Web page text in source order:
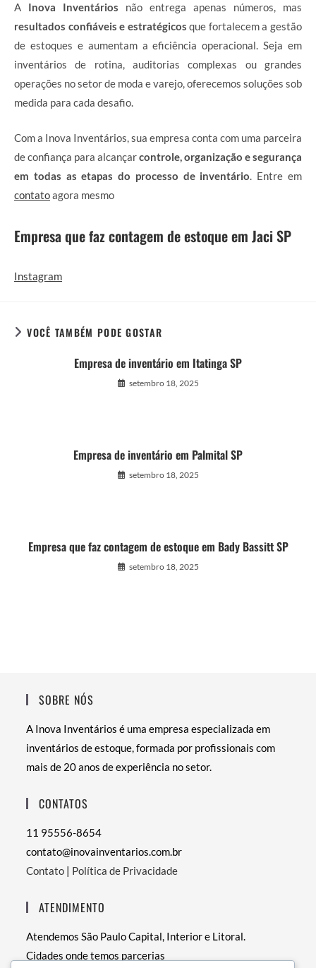
A Inova Inventários não entrega apenas números, mas
resultados confiáveis e estratégicos que fortalecem a gestão
de estoques e aumentam a eficiência operacional. Seja em
inventários de rotina, auditorias complexas ou grandes
operações no setor de moda e varejo, oferecemos soluções sob
medida para cada desafio.
Com a Inova Inventários, sua empresa conta com uma parceira
de confiança para alcançarcontrole, organização e segurança
em todas as etapas do processo de inventário . Entre em
contatoagora mesmo
Empresa que faz contagem de estoque em Jaci SP
Instagram
VOCÊ TAMBÉM PODE GOSTAR
Empresa de inventário em Itatinga SP
setembro 18, 2025
Empresa de inventário em Palmital SP
setembro 18, 2025
Empresa que faz contagem de estoque em Bady Bassitt SP
setembro 18, 2025
SOBRE NÓS
A Inova Inventários é uma empresa especializada em
inventários de estoque, formada por profissionais com
mais de 20 anos de experiência no setor.
CONTATOS
11 95556-8654
contato@inovainventarios.com.br
Contato | Política de Privacidade
ATENDIMENTO
Atendemos São Paulo Capital, Interior e Litoral.
Cidades onde temos parcerias